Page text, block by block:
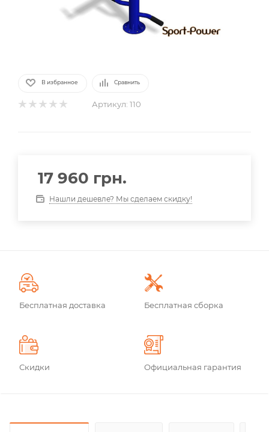
В избранное Сравнить
Артикул: 110
17 960 грн.
Нашли дешевле? Мы сделаем скидку!
Бесплатная доставка Бесплатная сборка
Скидки Официальная гарантия